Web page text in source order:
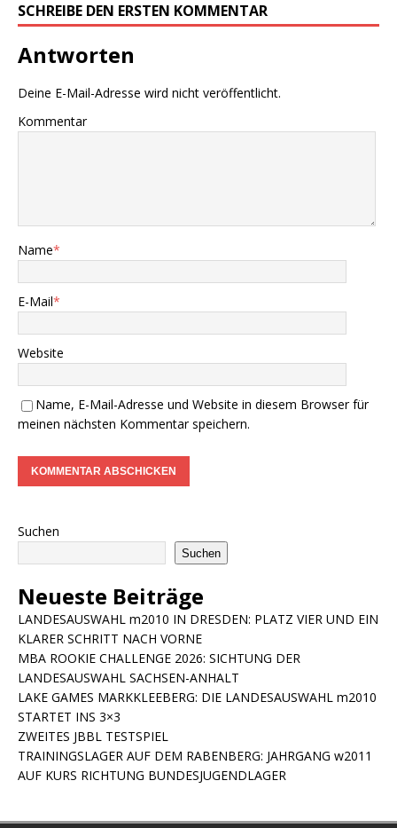
SCHREIBE DEN ERSTEN KOMMENTAR
Antworten
Deine E-Mail-Adresse wird nicht veröffentlicht.
Kommentar
Name*
E-Mail*
Website
Name, E-Mail-Adresse und Website in diesem Browser für
meinen nächsten Kommentar speichern.
Suchen
Suchen
Neueste Beiträge
LANDESAUSWAHL m2010 IN DRESDEN: PLATZ VIER UND EIN
KLARER SCHRITT NACH VORNE
MBA ROOKIE CHALLENGE 2026: SICHTUNG DER
LANDESAUSWAHL SACHSEN-ANHALT
LAKE GAMES MARKKLEEBERG: DIE LANDESAUSWAHL m2010
STARTET INS 3×3
ZWEITES JBBL TESTSPIEL
TRAININGSLAGER AUF DEM RABENBERG: JAHRGANG w2011
AUF KURS RICHTUNG BUNDESJUGENDLAGER